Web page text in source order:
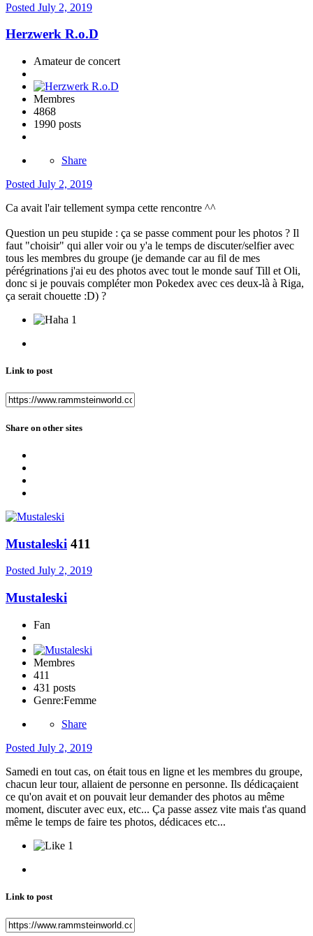
Posted July 2, 2019
Herzwerk R.o.D
Amateur de concert
Membres
4868
1990 posts
Share
Posted July 2, 2019
Ca avait l'air tellement sympa cette rencontre ^^
Question un peu stupide : ça se passe comment pour les photos ? Il
faut "choisir" qui aller voir ou y'a le temps de discuter/selfier avec
tous les membres du groupe (je demande car au fil de mes
pérégrinations j'ai eu des photos avec tout le monde sauf Till et Oli,
donc si je pouvais compléter mon Pokedex avec ces deux-là à Riga,
ça serait chouette :D) ?
1
Link to post
Share on other sites
Mustaleski 411
Posted July 2, 2019
Mustaleski
Fan
Membres
411
431 posts
Genre:Femme
Share
Posted July 2, 2019
Samedi en tout cas, on était tous en ligne et les membres du groupe,
chacun leur tour, allaient de personne en personne. Ils dédicaçaient
ce qu'on avait et on pouvait leur demander des photos au même
moment, discuter avec eux, etc... Ça passe assez vite mais t'as quand
même le temps de faire tes photos, dédicaces etc...
1
Link to post